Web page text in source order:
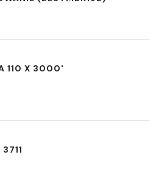
110 X 3000'